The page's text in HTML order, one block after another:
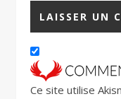
Ce site utilise